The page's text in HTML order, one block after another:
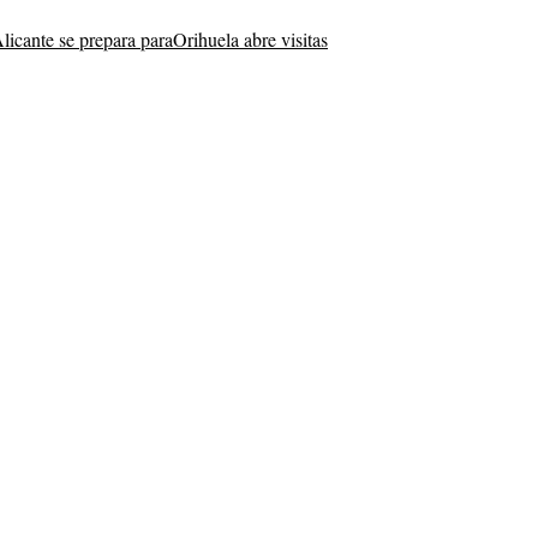
se prepara paraOrihuela abre visitas